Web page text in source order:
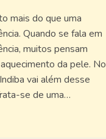
mais do que uma
Quando se fala em
muitos pensam
da pele. No
vai além desse
se de uma…